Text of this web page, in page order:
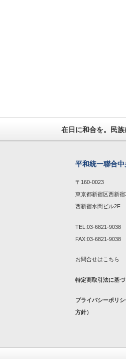
在日に和合を。民族
平和統一聯合
〒160-0023
東京都新宿区西新
西新宿水間ビル2F
TEL:03-6821-9038
FAX:03-6821-9038
お問合せは こちら
特定商取引法に基
プライバシーポリ
方針）